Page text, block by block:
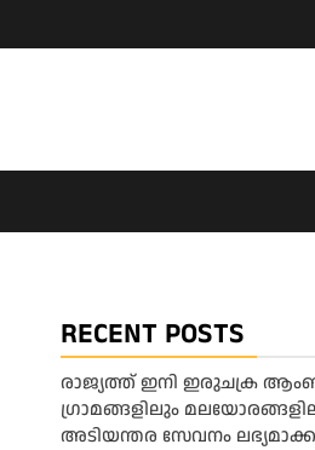
RECENT POSTS
രാജ്യത്ത് ഇനി ഇരുചക്ര
ഗ്രാമങ്ങളിലും
അടിയന്തര സേവനം